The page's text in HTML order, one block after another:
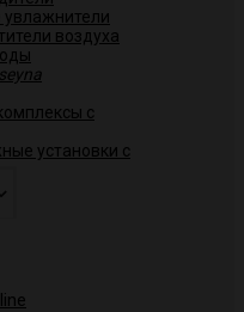
воздуха
с
установки с